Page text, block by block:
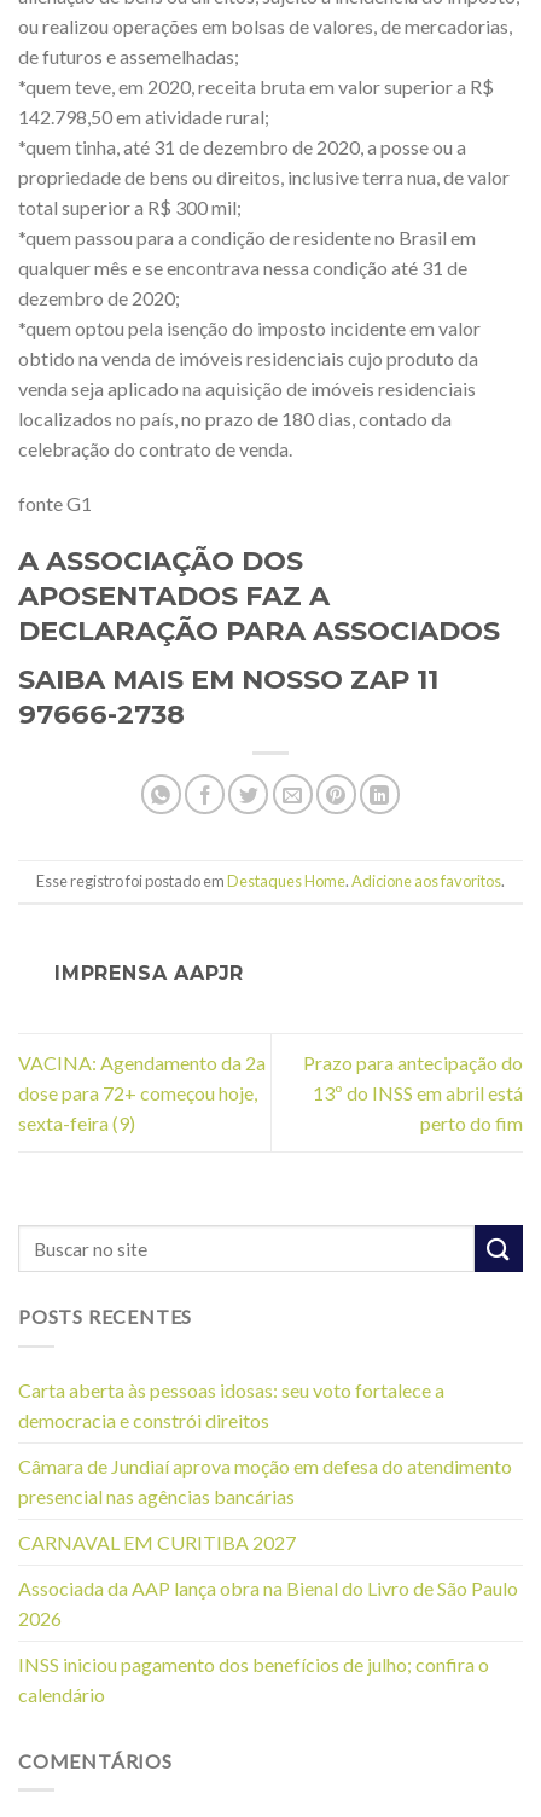
ou realizou operações em bolsas de valores, de mercadorias,
de futuros e assemelhadas;
*quem teve, em 2020, receita bruta em valor superior a R$
142.798,50 em atividade rural;
*quem tinha, até 31 de dezembro de 2020, a posse ou a
propriedade de bens ou direitos, inclusive terra nua, de valor
total superior a R$ 300 mil;
*quem passou para a condição de residente no Brasil em
qualquer mês e se encontrava nessa condição até 31 de
dezembro de 2020;
*quem optou pela isenção do imposto incidente em valor
obtido na venda de imóveis residenciais cujo produto da
venda seja aplicado na aquisição de imóveis residenciais
localizados no país, no prazo de 180 dias, contado da
celebração do contrato de venda.
fonte G1
A ASSOCIAÇÃO DOS
APOSENTADOS FAZ A
DECLARAÇÃO PARA ASSOCIADOS
SAIBA MAIS EM NOSSO ZAP 11
97666-2738
Esse registro foi postado emDestaques Home.Adicione aos favoritos.
IMPRENSA AAPJR
VACINA: Agendamento da 2a
dose para 72+ começou hoje,
sexta-feira (9)
Prazo para antecipação do
13º do INSS em abril está
perto do fim
POSTS RECENTES
Carta aberta às pessoas idosas: seu voto fortalece a
democracia e constrói direitos
Câmara de Jundiaí aprova moção em defesa do atendimento
presencial nas agências bancárias
CARNAVAL EM CURITIBA 2027
Associada da AAP lança obra na Bienal do Livro de São Paulo
2026
INSS iniciou pagamento dos benefícios de julho; confira o
calendário
COMENTÁRIOS